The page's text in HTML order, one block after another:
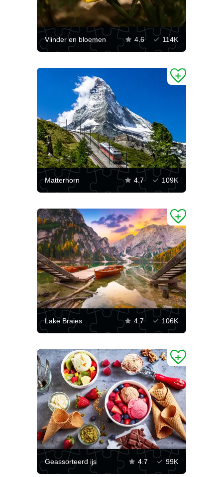
Vlinder en bloemen 4.6 114K
Matterhorn 4.7 109K
Lake Braies 4.7 106K
Geassorteerd ijs 4.7 99K